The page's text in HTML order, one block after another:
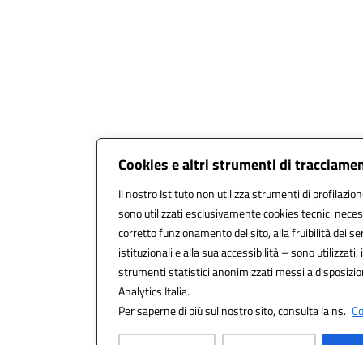
Cookies e altri strumenti di
Il nostro Istituto non utilizza strumenti di
sono utilizzati esclusivamente cookies tecnici
corretto funzionamento del sito, alla fruibilità dei
istituzionali e alla sua accessibilità – sono utilizzati,
strumenti statistici anonimizzati messi a
Analytics Italia.
Per saperne di più sul nostro sito, consulta la ns.